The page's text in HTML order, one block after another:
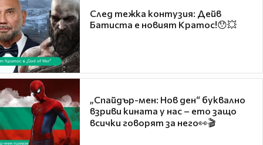
След тежка контузия: Дейв
Батиста е новият Кратос!😯💥
„Спайдър-мен: Нов ден“ буквално
взриви кината у нас – ето защо
всички говорят за него👀🎬